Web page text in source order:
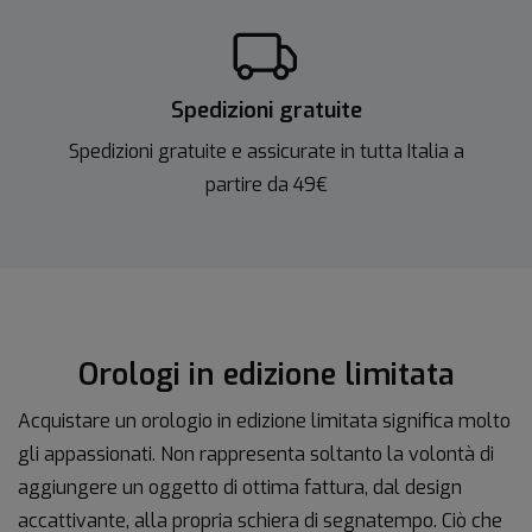
Spedizioni gratuite
Spedizioni gratuite e assicurate in tutta Italia a
partire da 49€
Orologi in edizione limitata
Acquistare un orologio in edizione limitata significa molto
gli appassionati. Non rappresenta soltanto la volontà di
aggiungere un oggetto di ottima fattura, dal design
accattivante, alla propria schiera di segnatempo. Ciò che